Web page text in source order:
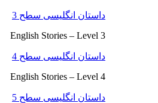
داستان انگلیسی سطح 3
English Stories – Level 3
داستان انگلیسی سطح 4
English Stories – Level 4
داستان انگلیسی سطح 5